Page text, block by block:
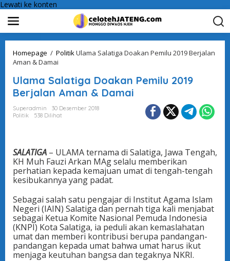
Lewati ke konten
Homepage / PolitikUlama Salatiga Doakan Pemilu 2019 Berjalan
Aman & Damai
Ulama Salatiga Doakan Pemilu 2019
Berjalan Aman & Damai
Superadmin
30 Desember 2018
Politik
538 Dilihat
SALATIGA – ULAMA ternama di Salatiga, Jawa Tengah,
KH Muh Fauzi Arkan MAg selalu memberikan
perhatian kepada kemajuan umat di tengah-tengah
kesibukannya yang padat.
Sebagai salah satu pengajar di Institut Agama Islam
Negeri (IAIN) Salatiga dan pernah tiga kali menjabat
sebagai Ketua Komite Nasional Pemuda Indonesia
(KNPI) Kota Salatiga, ia peduli akan kemaslahatan
umat dan memberi kontribusi berupa pandangan-
pandangan kepada umat bahwa umat harus ikut
menjaga keutuhan bangsa dan tegaknya NKRI.